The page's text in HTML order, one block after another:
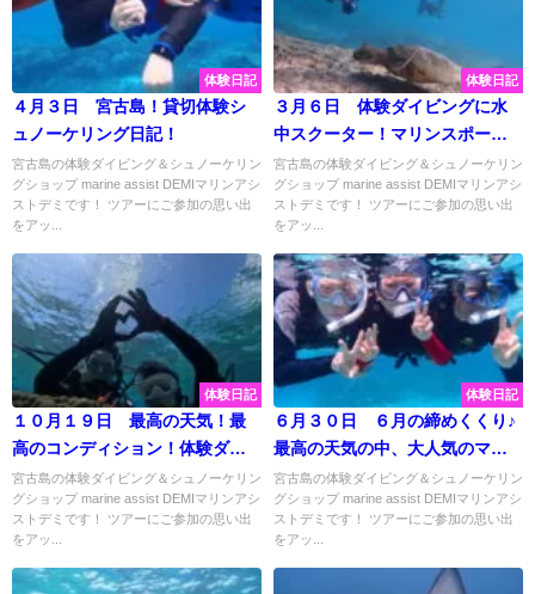
体験日記
４月３日 宮古島！貸切体験シ
ュノーケリング日記！
宮古島の体験ダイビング＆シュノーケリン
グショップ marine assist DEMIマリンアシ
ストデミです！ ツアーにご参加の思い出
をアッ...
体験日記
３月６日 体験ダイビングに水
中スクーター！マリンスポーツ
は宮古島ＤＥＭＩで♫
宮古島の体験ダイビング＆シュノーケリン
グショップ marine assist DEMIマリンアシ
ストデミです！ ツアーにご参加の思い出
をアッ...
体験日記
１０月１９日 最高の天気！最
高のコンディション！体験ダイ
ビングでキレイな海を楽しんで
きました♡
宮古島の体験ダイビング＆シュノーケリン
グショップ marine assist DEMIマリンアシ
ストデミです！ ツアーにご参加の思い出
をアッ...
体験日記
６月３０日 ６月の締めくくり♪
最高の天気の中、大人気のマリ
ンスポーツを大満喫☆彡
宮古島の体験ダイビング＆シュノーケリン
グショップ marine assist DEMIマリンアシ
ストデミです！ ツアーにご参加の思い出
をアッ...